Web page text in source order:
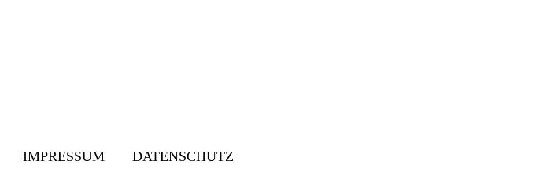
IMPRESSUM DATENSCHUTZ